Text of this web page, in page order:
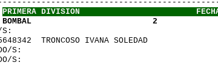
PRIMERA DIVISION
BOMBAL                         2
S:
TRONCOSO IVANA SOLEDAD
S:
S: